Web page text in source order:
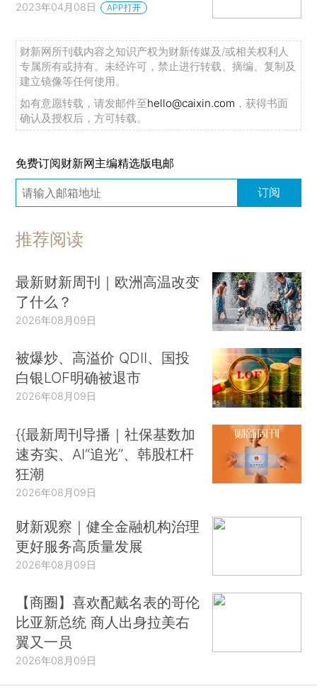
2023年04月08日 APP打开
财新网所刊载内容之知识产权为财新传媒及/或相关权利人
专属所有或持有。未经许可，禁止进行转载、摘编、复制及
建立镜像等任何使用。
如有意愿转载，请发邮件至hello@caixin.com ，获得书面
确认及授权后，方可转载。
免费订阅财新网主编精选版电邮
订阅
推荐阅读
最新财新周刊｜欧洲高温改变
了什么？
2026年08月09日
被爆炒、高溢价 QDII、国投
白银LOF明确被退市
2026年08月09日
{{最新周刊导播｜社保基数加
速夯实、AI“追光”、韩股杠杆
狂潮
2026年08月09日
财新观察｜健全金融机构治理
更好服务高质量发展
2026年08月09日
【商圈】喜欢配戴名表的哥伦
比亚新总统 商人出身拉美右
翼又一员
2026年08月09日